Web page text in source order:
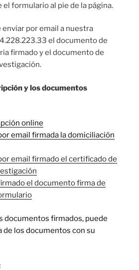
el formulario al pie de la página.
por email a nuestra
el documento de
firmado y el documento de
y los documentos
online
email firmada la domiciliación
email firmado el certificado de
el documento firma de
documentos firmados, puede
de los documentos con su